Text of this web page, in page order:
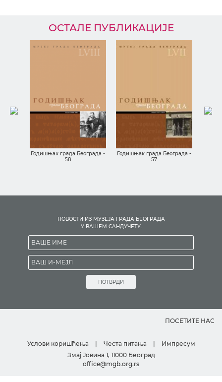
ОСТАЛЕ ПУБЛИКАЦИЈЕ
Годишњак града Београда -
58
Годишњак града Београда -
57
НОВОСТИ ИЗ МУЗЕЈА ГРАДА БЕОГРАДА
У ВАШЕМ САНДУЧЕТУ.
ПОТВРДИ
Услови коришћења | Честа питања |
Импресум
Змај Јовина 1, 11000 Београд
office@mgb.org.rs
ПОСЕТИТЕ НАС